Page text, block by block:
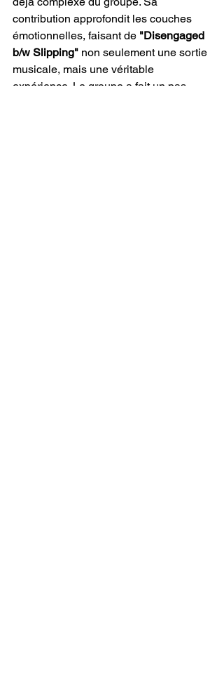
contribution approfondit les couches
émotionnelles, faisant de "Disengaged
b/w Slipping" non seulement une sortie
musicale, mais une véritable
expérience. Le groupe a fait un pas